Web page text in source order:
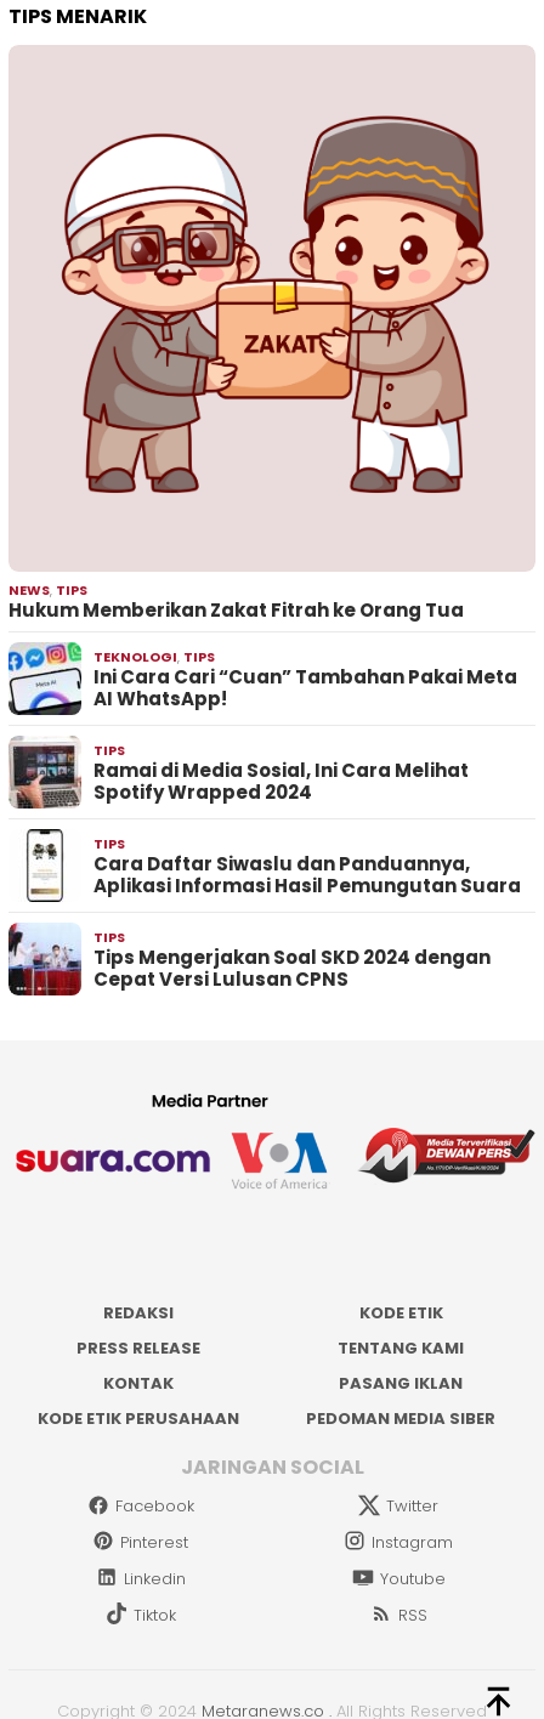
TIPS MENARIK
NEWS, TIPS
Hukum Memberikan Zakat Fitrah ke Orang Tua
TEKNOLOGI, TIPS
Ini Cara Cari “Cuan” Tambahan Pakai Meta
AI WhatsApp!
TIPS
Ramai di Media Sosial, Ini Cara Melihat
Spotify Wrapped 2024
TIPS
Cara Daftar Siwaslu dan Panduannya,
Aplikasi Informasi Hasil Pemungutan Suara
TIPS
Tips Mengerjakan Soal SKD 2024 dengan
Cepat Versi Lulusan CPNS
REDAKSI
KODE ETIK
PRESS RELEASE
TENTANG KAMI
KONTAK
PASANG IKLAN
KODE ETIK PERUSAHAAN
PEDOMAN MEDIA SIBER
JARINGAN SOCIAL
Facebook
Twitter
Pinterest
Instagram
Linkedin
Youtube
Tiktok
RSS
Copyright © 2024 Metaranews.co . All Rights Reserved